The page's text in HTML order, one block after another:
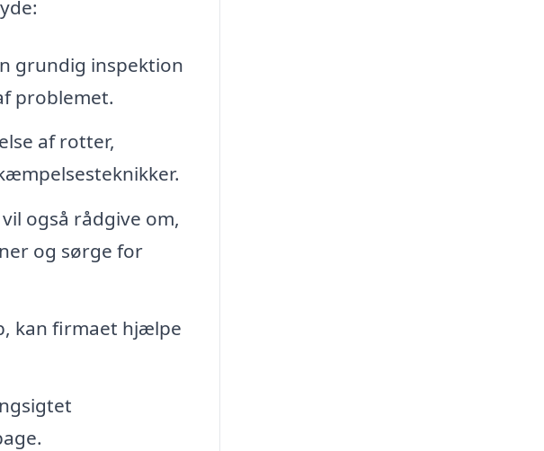
grundig inspektion
problemet.
af rotter,
også rådgive om,
og sørge for
kan firmaet hjælpe